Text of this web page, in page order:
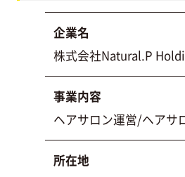
企業名
株式会社Natural.P
事業内容
ヘアサロン運営/ヘアサ
所在地